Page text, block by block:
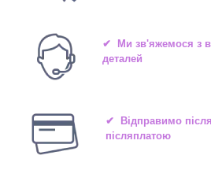
✔ Ми зв'яжемося з
деталей
✔ Відправимо
післяплатою